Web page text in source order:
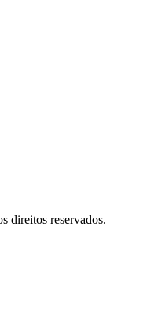
direitos reservados.